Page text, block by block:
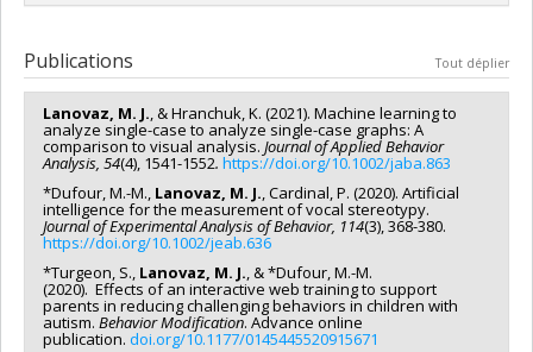
Publications Tout déplier
Lanovaz, M. J., & Hranchuk, K. (2021). Machine learning to
analyze single-case to analyze single-case graphs: A
comparison to visual analysis. Journal of Applied Behavior
Analysis, 54(4), 1541-1552. https://doi.org/10.1002/jaba.863
*Dufour, M.-M., Lanovaz, M. J., Cardinal, P. (2020). Artificial
intelligence for the measurement of vocal stereotypy.
Journal of Experimental Analysis of Behavior, 114(3), 368-380.
https://doi.org/10.1002/jeab.636
*Turgeon, S., Lanovaz, M. J., & *Dufour, M.-M.
(2020). Effects of an interactive web training to support
parents in reducing challenging behaviors in children with
autism. Behavior Modification. Advance online
publication. doi.org/10.1177/0145445520915671